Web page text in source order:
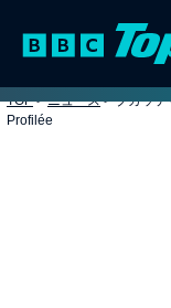
TOP > ニュース > ブガッテ
Profilée